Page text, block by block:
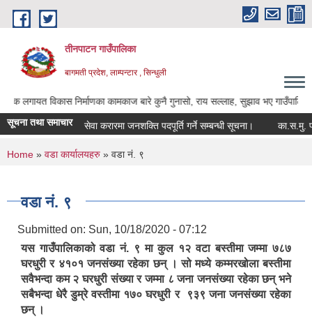
Skip to main content
तीनपाटन गाउँपालिका
बागमती प्रदेश, लाम्पन्टार , सिन्धुली
विकास निर्माणका कामकाज बारे कुनै गुनासो, राय सल्लाह, सुझाव भए
सूचना तथा समाचारसेवा करारमा जनशक्ति पदपूर्ति गर्ने सम्बन्धी सूचना। का.स.मु.
You are here
Home » वडा कार्यालयहरु » वडा नं. ९
वडा नं. ९
Submitted on: Sun, 10/18/2020 - 07:12
यस गाउँपालिकाको वडा नं. ९ मा कुल १२ वटा बस्तीमा जम्मा ७८७
घरधुरी र ४१०१ जनसंख्या रहेका छन् । सो मध्ये कम्मरखोला बस्तीमा
सवैभन्दा कम २ घरधुरी संख्या र जम्मा ८ जना जनसंख्या रहेका छन् भने
सबैभन्दा धेरै डुम्रे वस्तीमा १७० घरधुरी र ९३९ जना जनसंख्या रहेका
छन् ।